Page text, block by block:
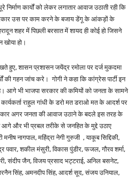
कार्यों को लेकर लगातार आवाज उठाती रही कि
उस पर काम करने के बजाय डेंगू के आंकड़ों के
शहर में पिछली बरसात में शायद ही कोई हो जिसने
हो।
हुए, शासन प्रशासन जयेंद्र रमोला पर दर्ज मुकदमा
की गहन जांच करे। गोगी ने कहा कि कांग्रेस पार्टी इन
आगे भी भाजपा सरकार की कमियों को जनता के सामने
राहुल गांधी के डरो मत डराओ मत के आदर्श पर
अगर जनता की आवाज उठाने के बदले इस तरह के
और भी प्रबल तरीके से जनहित के मुद्दे उठाए
नागपाल, महिंद्रा नेगी गुरुजी , याकूब सिद्दिकी,
पवार, शकील मंसुरी, विकास पुंडीर, फजल, गौरव शर्मा,
संदीप जैन, विजय प्रसाद भट्टराई, अनिल बसनेट,
सिंह, अमनदीप सिंह, आदर्श सूद, संजय उनियाल,